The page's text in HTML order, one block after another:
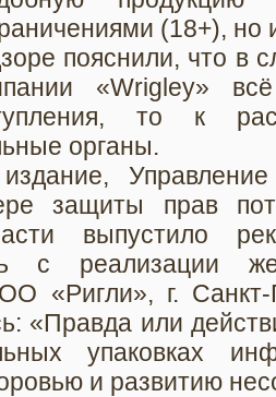
(18+), но
пояснили, что в
«Wrigley»
то к
органы.
защиты прав
выпустило
с реализации
«Ригли», г.
«Правда или
упаковках
и развитию